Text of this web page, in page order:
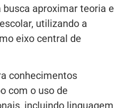
aproximar teoria e
utilizando a
eixo central de
conhecimentos
com o uso de